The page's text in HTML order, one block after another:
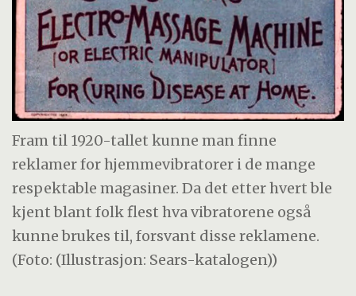
Fram til 1920-tallet kunne man finne
reklamer for hjemmevibratorer i de mange
respektable magasiner. Da det etter hvert ble
kjent blant folk flest hva vibratorene også
kunne brukes til, forsvant disse reklamene.
(Foto: (Illustrasjon: Sears-katalogen))